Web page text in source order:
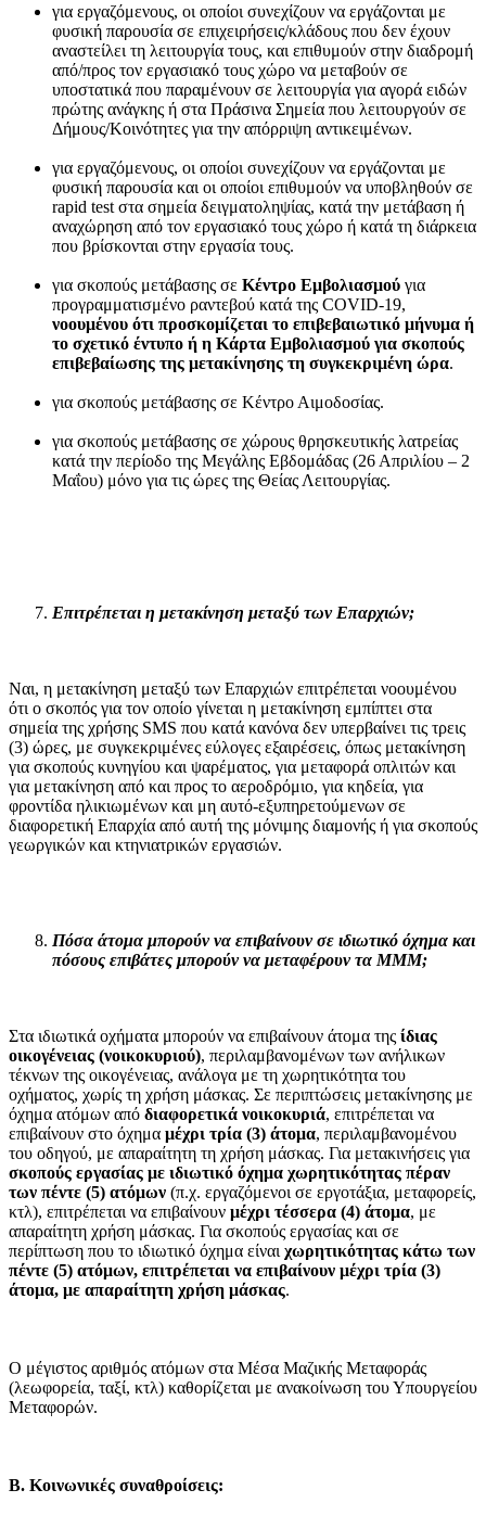
για εργαζόμενους, οι οποίοι συνεχίζουν να εργάζονται με
φυσική παρουσία σε επιχειρήσεις/κλάδους που δεν έχουν
αναστείλει τη λειτουργία τους, και επιθυμούν στην διαδρομή
από/προς τον εργασιακό τους χώρο να μεταβούν σε
υποστατικά που παραμένουν σε λειτουργία για αγορά ειδών
πρώτης ανάγκης ή στα Πράσινα Σημεία που λειτουργούν σε
Δήμους/Κοινότητες για την απόρριψη αντικειμένων.
για εργαζόμενους, οι οποίοι συνεχίζουν να εργάζονται με
φυσική παρουσία και οι οποίοι επιθυμούν να υποβληθούν σε
rapid test στα σημεία δειγματοληψίας, κατά την μετάβαση ή
αναχώρηση από τον εργασιακό τους χώρο ή κατά τη διάρκεια
που βρίσκονται στην εργασία τους.
για σκοπούς μετάβασης σε Κέντρο Εμβολιασμού για
προγραμματισμένο ραντεβού κατά της COVID-19,
νοουμένου ότι προσκομίζεται το επιβεβαιωτικό μήνυμα ή
το σχετικό έντυπο ή η Κάρτα Εμβολιασμού για σκοπούς
επιβεβαίωσης της μετακίνησης τη συγκεκριμένη ώρα.
για σκοπούς μετάβασης σε Κέντρο Αιμοδοσίας.
για σκοπούς μετάβασης σε χώρους θρησκευτικής λατρείας
κατά την περίοδο της Μεγάλης Εβδομάδας (26 Απριλίου – 2
Μαΐου) μόνο για τις ώρες της Θείας Λειτουργίας.
Επιτρέπεται η μετακίνηση μεταξύ των Επαρχιών;
Ναι, η μετακίνηση μεταξύ των Επαρχιών επιτρέπεται νοουμένου
ότι ο σκοπός για τον οποίο γίνεται η μετακίνηση εμπίπτει στα
σημεία της χρήσης SMS που κατά κανόνα δεν υπερβαίνει τις τρεις
(3) ώρες, με συγκεκριμένες εύλογες εξαιρέσεις, όπως μετακίνηση
για σκοπούς κυνηγίου και ψαρέματος, για μεταφορά οπλιτών και
για μετακίνηση από και προς το αεροδρόμιο, για κηδεία, για
φροντίδα ηλικιωμένων και μη αυτό-εξυπηρετούμενων σε
διαφορετική Επαρχία από αυτή της μόνιμης διαμονής ή για σκοπούς
γεωργικών και κτηνιατρικών εργασιών.
Πόσα άτομα μπορούν να επιβαίνουν σε ιδιωτικό όχημα και
πόσους επιβάτες μπορούν να μεταφέρουν τα ΜΜΜ;
Στα ιδιωτικά οχήματα μπορούν να επιβαίνουν άτομα της ίδιας
οικογένειας (νοικοκυριού), περιλαμβανομένων των ανήλικων
τέκνων της οικογένειας, ανάλογα με τη χωρητικότητα του
οχήματος, χωρίς τη χρήση μάσκας. Σε περιπτώσεις μετακίνησης με
όχημα ατόμων από διαφορετικά νοικοκυριά, επιτρέπεται να
επιβαίνουν στο όχημα μέχρι τρία (3) άτομα, περιλαμβανομένου
του οδηγού, με απαραίτητη τη χρήση μάσκας. Για μετακινήσεις για
σκοπούς εργασίας με ιδιωτικό όχημα χωρητικότητας πέραν
των πέντε (5) ατόμων (π.χ. εργαζόμενοι σε εργοτάξια, μεταφορείς,
κτλ), επιτρέπεται να επιβαίνουν μέχρι τέσσερα (4) άτομα, με
απαραίτητη χρήση μάσκας. Για σκοπούς εργασίας και σε
περίπτωση που το ιδιωτικό όχημα είναι χωρητικότητας κάτω των
πέντε (5) ατόμων, επιτρέπεται να επιβαίνουν μέχρι τρία (3)
άτομα, με απαραίτητη χρήση μάσκας.
Ο μέγιστος αριθμός ατόμων στα Μέσα Μαζικής Μεταφοράς
(λεωφορεία, ταξί, κτλ) καθορίζεται με ανακοίνωση του Υπουργείου
Μεταφορών.
Β. Κοινωνικές συναθροίσεις: